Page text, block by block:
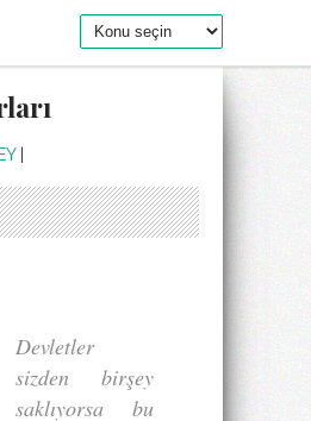
|
Devletler
sizden birşey
saklıyorsa bu